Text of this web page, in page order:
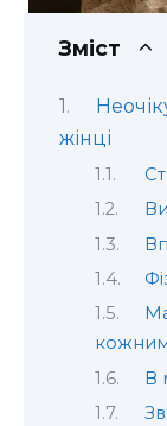
Зміст
жінці
В